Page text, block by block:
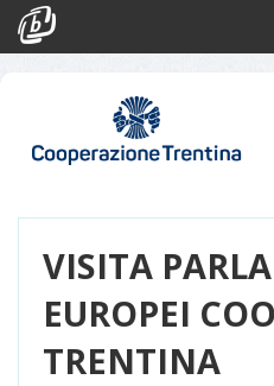
Login
VISITA
EUROPEI
TRENTINA